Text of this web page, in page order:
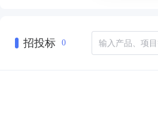
招投标 0